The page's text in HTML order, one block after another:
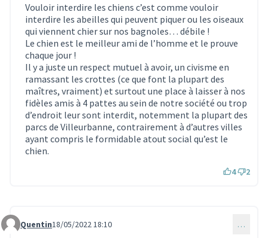
Vouloir interdire les chiens c’est comme vouloir
interdire les abeilles qui peuvent piquer ou les oiseaux
qui viennent chier sur nos bagnoles… débile !
Le chien est le meilleur ami de l’homme et le prouve
chaque jour !
Il y a juste un respect mutuel à avoir, un civisme en
ramassant les crottes (ce que font la plupart des
maîtres, vraiment) et surtout une place à laisser à nos
fidèles amis à 4 pattes au sein de notre société ou trop
d’endroit leur sont interdit, notemment la plupart des
parcs de Villeurbanne, contrairement à d’autres villes
ayant compris le formidable atout social qu’est le
chien.
4 2
Commentaire 1527
Quentin18/05/2022 18:10 …